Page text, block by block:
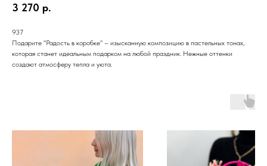
3 270 р.
937
Подарите "Радость в коробке" – изысканную композицию в пастельных тонах,
которая станет идеальным подарком на любой праздник. Нежные оттенки
создают атмосферу тепла и уюта.